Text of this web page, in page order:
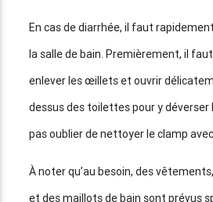
En cas de diarrhée, il faut
la salle de bain. Premièrement, il
enlever les œillets et ouvrir
dessus des toilettes pour y déverser
pas oublier de nettoyer le clamp
À noter qu’au besoin, des
et des maillots de bain sont prévus